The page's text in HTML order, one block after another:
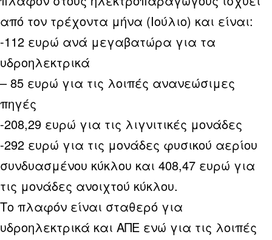
από τον τρέχοντα μήνα (Ιούλιο) και είναι:
-112 ευρώ ανά μεγαβατώρα για τα
υδροηλεκτρικά
– 85 ευρώ για τις λοιπές ανανεώσιμες
πηγές
-208,29 ευρώ για τις λιγνιτικές μονάδες
-292 ευρώ για τις μονάδες φυσικού αερίου
συνδυασμένου κύκλου και 408,47 ευρώ για
τις μονάδες ανοιχτού κύκλου.
Το πλαφόν είναι σταθερό για
υδροηλεκτρικά και ΑΠΕ ενώ για τις λοιπές